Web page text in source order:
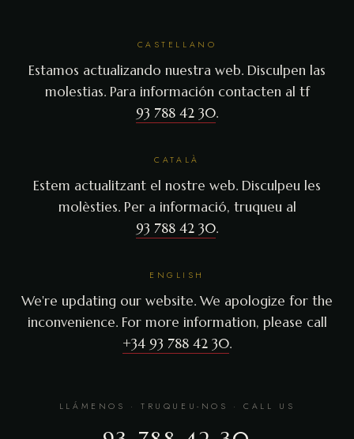
CASTELLANO
Estamos actualizando nuestra web. Disculpen las
molestias. Para información contacten al tf
93 788 42 30.
CATALÀ
Estem actualitzant el nostre web. Disculpeu les
molèsties. Per a informació, truqueu al
93 788 42 30.
ENGLISH
We're updating our website. We apologize for the
inconvenience. For more information, please call
+34 93 788 42 30.
LLÁMENOS · TRUQUEU-NOS · CALL US